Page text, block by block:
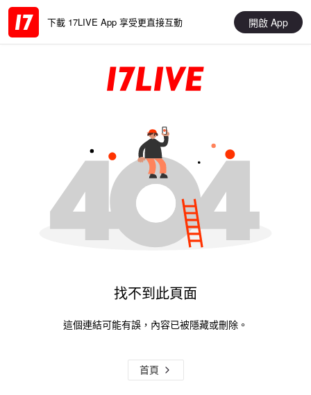
下載 17LIVE App 享受更直接互動 開啟 App
找不到此頁面
這個連結可能有誤，內容已被隱藏或刪除。
首頁